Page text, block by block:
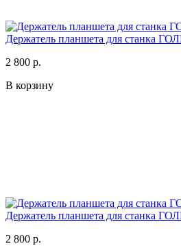
Держатель планшета для станка
2 800 р.
В корзину
Держатель планшета для станка
2 800 р.